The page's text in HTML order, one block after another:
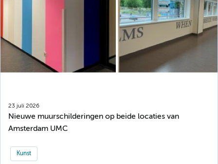
23 juli 2026
Nieuwe muurschilderingen op beide locaties van
Amsterdam UMC
Kunst